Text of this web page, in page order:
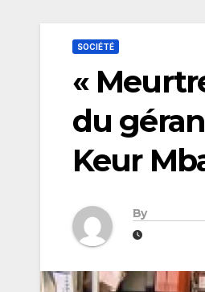
SOCIÉTÉ
«
du
Keur
By